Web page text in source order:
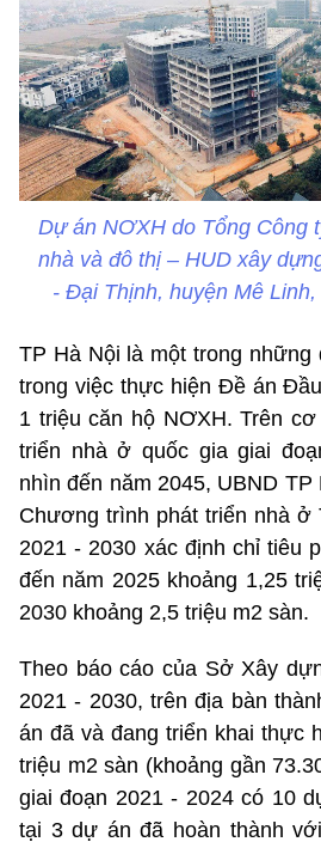
Dự án NƠXH do Tổng Công
nhà và đô thị – HUD xây
- Đại Thịnh, huyện Mê
TP Hà Nội là một trong những
trong việc thực hiện Đề án
1 triệu căn hộ NƠXH. Trên
triển nhà ở quốc gia giai
nhìn đến năm 2045, UBND
Chương trình phát triển nhà ở
2021 - 2030 xác định chỉ tiêu
đến năm 2025 khoảng 1,25
2030 khoảng 2,5 triệu m2 sàn.
Theo báo cáo của Sở Xây
2021 - 2030, trên địa bàn
án đã và đang triển khai thực
triệu m2 sàn (khoảng gần
giai đoạn 2021 - 2024 có 10
tại 3 dự án đã hoàn thành